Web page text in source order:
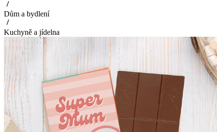
Dům a bydlení
Kuchyně a jídelna